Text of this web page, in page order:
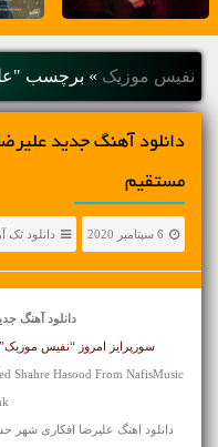
نفیس موزیک » برچسب
دانلود آهنگ جديد
مستقیم
6 سپتامبر 2020 دانلود تک
دانلود آهنگ
سورپرایز امروز “نفیس موزیک”
Shahre Hasood From NafisMusic